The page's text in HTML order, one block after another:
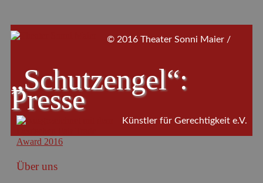
„Schutzengel“:
Presse
Über uns
© 2016 Theater Sonni Maier /
Künstler für Gerechtigkeit e.V.